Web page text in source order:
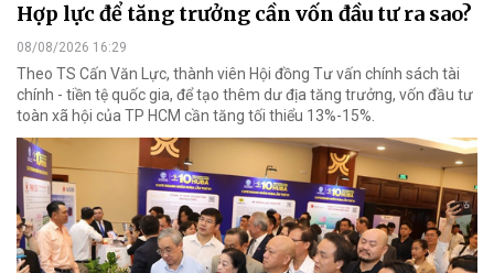
Hợp lực để tăng trưởng cần vốn đầu tư ra sao?
08/08/2026 16:29
Theo TS Cấn Văn Lực, thành viên Hội đồng Tư vấn chính sách tài
chính - tiền tệ quốc gia, để tạo thêm dư địa tăng trưởng, vốn đầu tư
toàn xã hội của TP HCM cần tăng tối thiểu 13%-15%.